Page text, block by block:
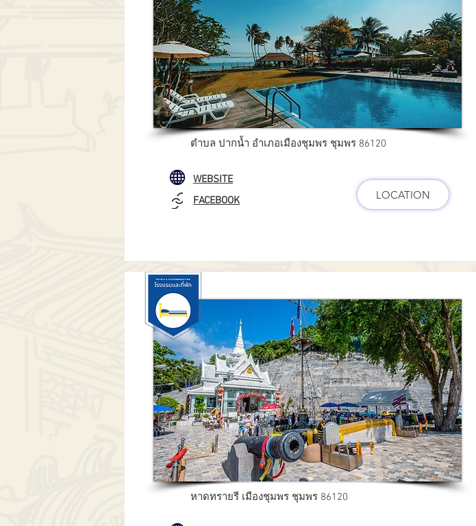
ตำบล ปากน้ำ อำเภอเมืองชุมพร ชุมพร 86120
WEBSITE
FACEBOOK
LOCATION
หาดทรายรี เมืองชุมพร ชุมพร 86120